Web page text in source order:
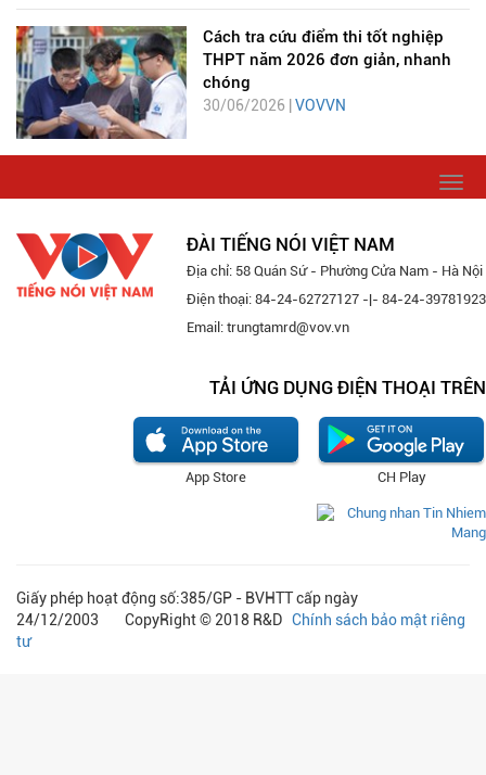
Cách tra cứu điểm thi tốt nghiệp
THPT năm 2026 đơn giản, nhanh
chóng
30/06/2026 | VOVVN
ĐÀI TIẾNG NÓI VIỆT NAM
Địa chỉ: 58 Quán Sứ - Phường Cửa Nam - Hà Nội
Điện thoại: 84-24-62727127 -|- 84-24-39781923
Email: trungtamrd@vov.vn
TẢI ỨNG DỤNG ĐIỆN THOẠI TRÊN
CH Play
App Store
Giấy phép hoạt động số:385/GP - BVHTT cấp ngày
24/12/2003 CopyRight © 2018 R&D Chính sách bảo mật riêng
tư